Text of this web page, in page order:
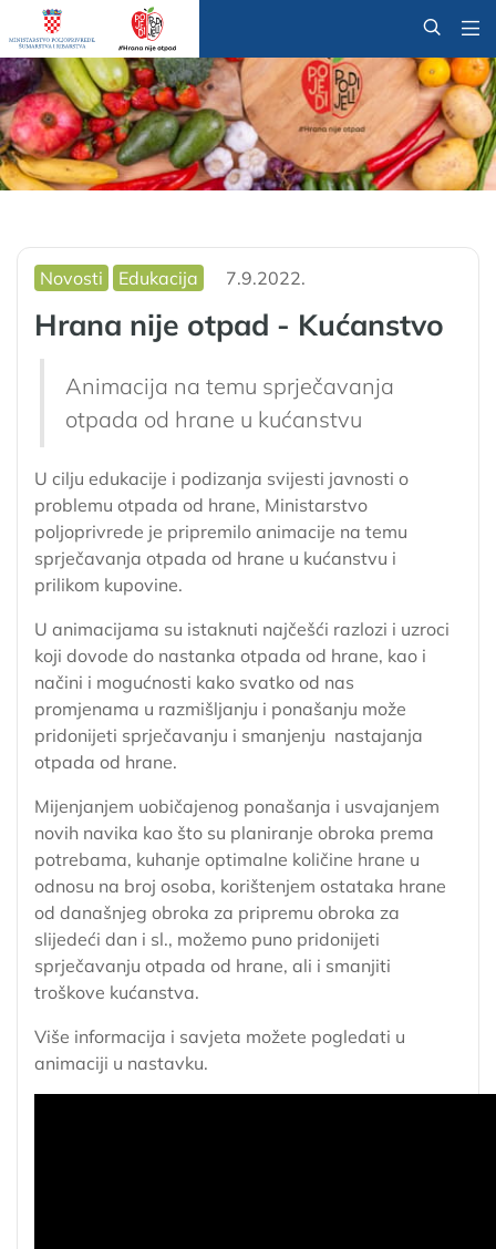
@
Novosti Edukacija 7.9.2022.
Hrana nije otpad - Kućanstvo
Animacija na temu sprječavanja
otpada od hrane u kućanstvu
U cilju edukacije i podizanja svijesti javnosti o
problemu otpada od hrane, Ministarstvo
poljoprivrede je pripremilo animacije na temu
sprječavanja otpada od hrane u kućanstvu i
prilikom kupovine.
U animacijama su istaknuti najčešći razlozi i uzroci
koji dovode do nastanka otpada od hrane, kao i
načini i mogućnosti kako svatko od nas
promjenama u razmišljanju i ponašanju može
pridonijeti sprječavanju i smanjenju nastajanja
otpada od hrane.
Mijenjanjem uobičajenog ponašanja i usvajanjem
novih navika kao što su planiranje obroka prema
potrebama, kuhanje optimalne količine hrane u
odnosu na broj osoba, korištenjem ostataka hrane
od današnjeg obroka za pripremu obroka za
slijedeći dan i sl., možemo puno pridonijeti
sprječavanju otpada od hrane, ali i smanjiti
troškove kućanstva.
Više informacija i savjeta možete pogledati u
animaciji u nastavku.